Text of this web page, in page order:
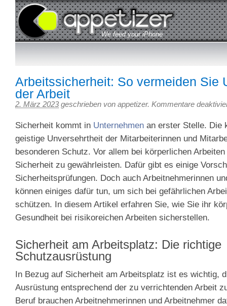
Appetizer – 3Gapps Blog
We feed your iPhone
Arbeitssicherheit: So vermeiden Sie
der Arbeit
2. März 2023 geschrieben von appetizer. Kommentare
Sicherheit kommt in Unternehmen an erster Stelle. Die
geistige Unversehrtheit der Mitarbeiterinnen und
besonderen Schutz. Vor allem bei körperlichen
Sicherheit zu gewährleisten. Dafür gibt es einige
Sicherheitsprüfungen. Doch auch Arbeitnehmerinnen
können einiges dafür tun, um sich bei gefährlichen
schützen. In diesem Artikel erfahren Sie, wie Sie ihr
Gesundheit bei risikoreichen Arbeiten sicherstellen.
Sicherheit am Arbeitsplatz: Die richtige
Schutzausrüstung
In Bezug auf Sicherheit am Arbeitsplatz ist es wichtig,
Ausrüstung entsprechend der zu verrichtenden Arbeit
Beruf brauchen Arbeitnehmerinnen und Arbeitnehmer